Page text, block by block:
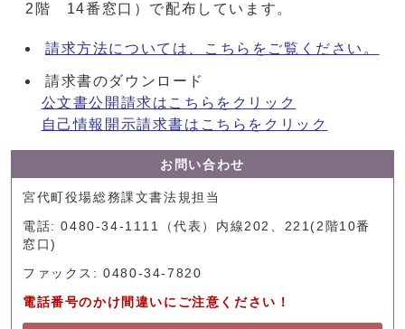
2階 14番窓口）で配布しています。
請求方法については、こちらをご覧ください。
請求書のダウンロード
公文書公開請求はこちらをクリック
自己情報開示請求書はこちらをクリック
お問い合わせ
宮代町役場総務課文書法規担当
電話: 0480-34-1111（代表）内線202、221(2階10番
窓口)
ファックス: 0480-34-7820
電話番号のかけ間違いにご注意ください！